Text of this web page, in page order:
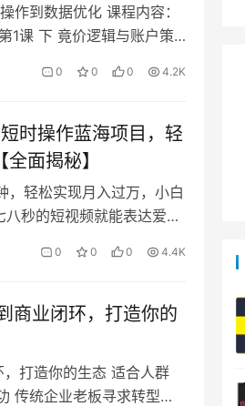
作到数据优化 课程内容：
1课 下 竟价逻辑与账户策
0 0 0 4.2K
时操作蓝海项目，轻
面揭秘】
，轻松实现月入过万，小白
秒的短视频就能表达爱，
0 0 0 4.4K
商业闭环，打造你的
打造你的生态 适合人群
传统企业老板寻求转型者